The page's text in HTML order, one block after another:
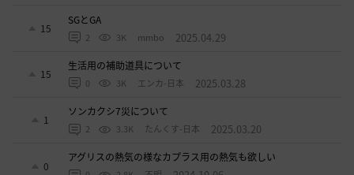
15
SGとGA
2 3K mmbo 2025.04.29
15
生活用の補助道具について
0 3K エンカ-日本 2025.03.28
1
ソンカクシ7災について
2 3.3K たんくす-日本 2025.03.20
0
アグリスの熱気の様なカプラス用の熱気も欲しい